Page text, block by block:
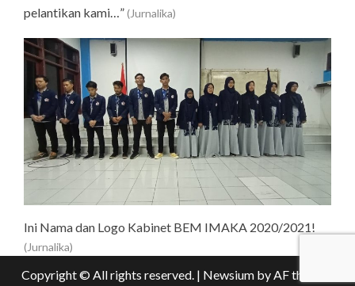
pelantikan kami…”(Jurnalika)
Ini Nama dan Logo Kabinet BEM IMAKA 2020/2021!
(Jurnalika)
Copyright © All rights reserved. | Newsium by AF themes.